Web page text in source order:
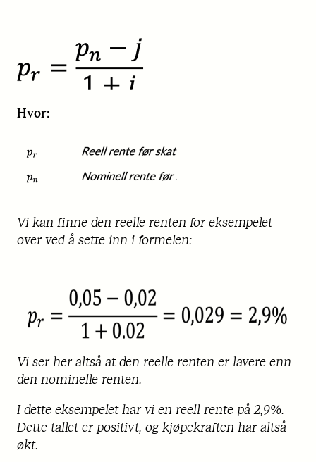
Hvor:
Vi kan finne den reelle renten for eksempelet
over ved å sette inn i formelen:
Vi ser her altså at den reelle renten er lavere enn
den nominelle renten.
I dette eksempelet har vi en reell rente på 2,9%.
Dette tallet er positivt, og kjøpekraften har altså
økt.